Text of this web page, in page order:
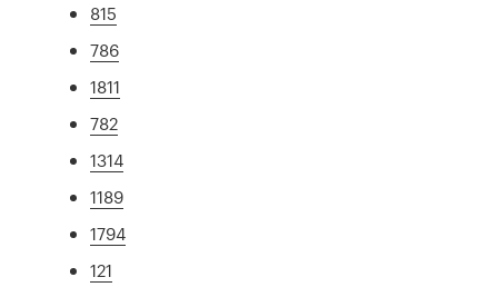
815
786
1811
782
1314
1189
1794
121